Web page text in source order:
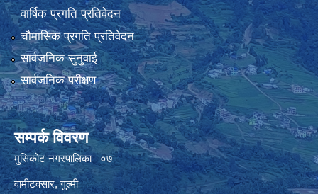
वार्षिक प्रगति प्रतिवेदन
चौमासिक प्रगति प्रतिवेदन
सार्वजनिक सुनुवाई
सार्वजनिक परीक्षण
सम्पर्क विवरण
मुसिकोट नगरपालिका– ०७
वामीटक्सार, गुल्मी